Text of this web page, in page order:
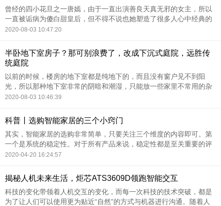
曾经的四小花旦之一唐嫣，由于一直出演善良天真无邪的女主，所以
一直被诟病为傻白甜皇后，但不得不说也她塑造了很多人心中经典的
荧幕形象。比如仙剑奇侠传里令人为之动容的痴情紫萱，狗血爱情片
2020-08-03 10:47:20
半卧地下室房子？那可别浪费了，改成下沉式庭院，远胜传
统庭院
以前的时候，楼房的地下室都是纯地下的，而且没有窗户见不到阳
光，所以那种地下室非常的阴暗和潮湿，只能放一些家里不常用的杂
物。而现在随着开发商更多的融入设计，现在都非常流行一种半卧的
2020-08-03 10:46:39
科普丨选购智能家居的三个小窍门
其实，智能家居的选购非常简单，只要关注三个维度的内容即可。第
一个是系统的稳定性。对于所有产品来说，稳定性都是至关重要的评
价标准。但是在智能家居领域，对系统稳定性缺乏统一的评价标准。
2020-04-20 16:24:57
揭秘人机未来生活，炬芯ATS3609D领跑智能交互
科技的变化带领着人机交互的变化，而每一次科技的技术突破，都是
为了让人们可以使用更为贴近“自然”的方式与机器进行沟通。随着人